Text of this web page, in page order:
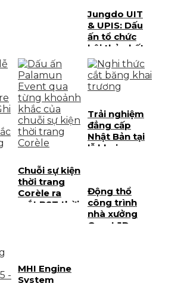
Quốc
Jungdo UIT
& UPIS: Dấu
ấn tổ chức
hội thảo kết
hợp du lịch
tại Phú Quốc
Chuỗi sự kiện
thời trang
Corèle ra
mắt BST thời
Trải nghiệm
đẳng cấp
Nhật Bản tại
lễ khai
Động thổ
công trình
nhà xưởng
Great JD –
MHI Engine
System